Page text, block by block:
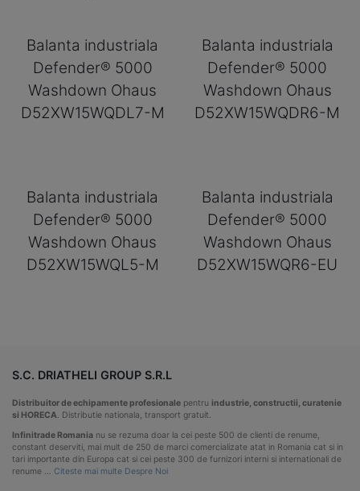
Balanta industriala
Defender® 5000
Washdown Ohaus
D52XW15WQDL7-M
Balanta industriala
Defender® 5000
Washdown Ohaus
D52XW15WQDR6-M
Balanta industriala
Defender® 5000
Washdown Ohaus
D52XW15WQL5-M
Balanta industriala
Defender® 5000
Washdown Ohaus
D52XW15WQR6-EU
S.C. DRIATHELI GROUP S.R.L
Distribuitor de echipamente profesionale pentru industrie, constructii, curatenie
si HORECA . Distributie nationala, transport gratuit.
Infinitrade Romania nu se rezuma doar la cei peste 500 de clienti de renume,
constant deserviti, mai mult de 250 de marci comercializate atat in Romania cat si in
tari importante din Europa cat si cei peste 300 de furnizori interni si internationali de
renume … Citeste mai multe Despre Noi